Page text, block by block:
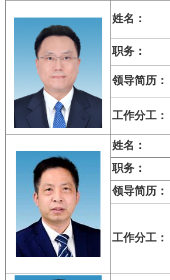
姓名：
职务：
领导简历：
工作分工：
姓名：
职务：
领导简历：
工作分工：